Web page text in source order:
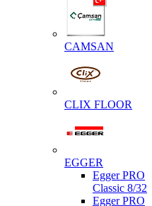
CAMSAN
CLIX FLOOR
EGGER
Egger PRO
Classic 8/32
Egger PRO